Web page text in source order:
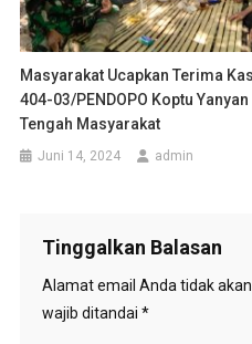
Masyarakat Ucapkan Terima
404-03/PENDOPO Koptu
Tengah Masyarakat
Juni 14, 2024 admin
Tinggalkan Balasan
Alamat email Anda tidak
wajib ditandai *